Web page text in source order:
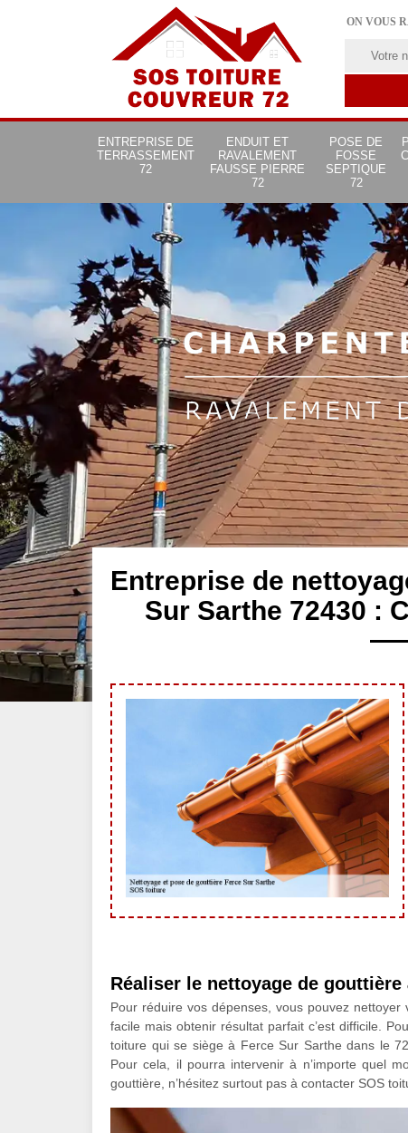
ON VOUS
ENTREPRISE DE
TERRASSEMENT
72
ENDUIT ET
RAVALEMENT
FAUSSE PIERRE
72
POSE DE
FOSSE
SEPTIQUE
72
Entreprise de
Sur Sarthe 72430 :
Réaliser le nettoyage de gouttière
Pour réduire vos dépenses, vous pouvez
facile mais obtenir résultat parfait c’est difficile.
toiture qui se siège à Ferce Sur Sarthe dans le
Pour cela, il pourra intervenir à n’importe quel
gouttière, n’hésitez surtout pas à contacter SOS